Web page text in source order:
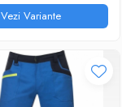
Vezi Variante